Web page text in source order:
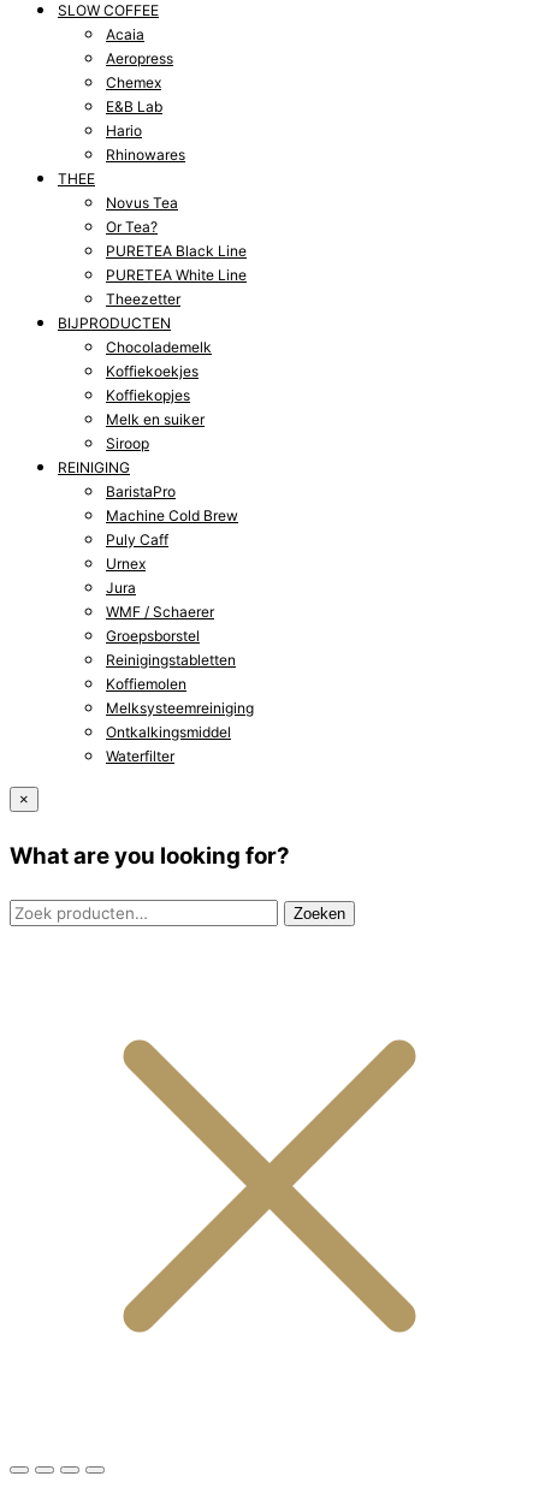
SLOW COFFEE
Acaia
Aeropress
Chemex
E&B Lab
Hario
Rhinowares
THEE
Novus Tea
Or Tea?
PURETEA Black Line
PURETEA White Line
Theezetter
BIJPRODUCTEN
Chocolademelk
Koffiekoekjes
Koffiekopjes
Melk en suiker
Siroop
REINIGING
BaristaPro
Machine Cold Brew
Puly Caff
Urnex
Jura
WMF / Schaerer
Groepsborstel
Reinigingstabletten
Koffiemolen
Melksysteemreiniging
Ontkalkingsmiddel
Waterfilter
×
What are you looking for?
Zoeken
Zoeken